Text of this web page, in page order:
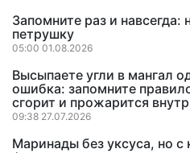
Запомните раз и
петрушку
05:00 01.08.2026
Высыпаете угли в мангал
ошибка: запомните
сгорит и прожарится
09:38 27.07.2026
Маринады без уксуса, но с